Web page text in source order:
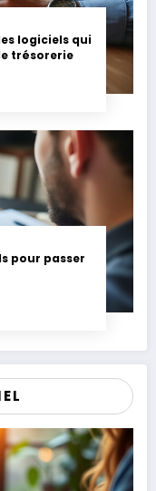
logiciels qui
trésorerie
pour passer